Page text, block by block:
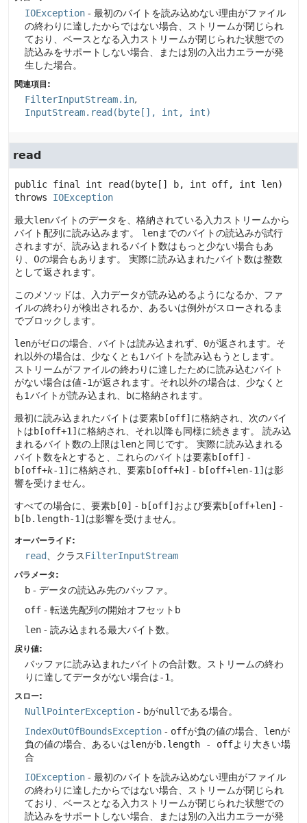
IOException - 最初のバイトを読み込めない理由がファイル
の終わりに達したからではない場合、ストリームが閉じられ
ており、ベースとなる入力ストリームが閉じられた状態での
読込みをサポートしない場合、または別の入出力エラーが発
生した場合。
関連項目:
FilterInputStream.in
InputStream.read(byte[], int, int)
read
public final int read (byte[] b, int off, int len)
throws IOException
最大lenバイトのデータを、格納されている入力ストリームから
バイト配列に読み込みます。
lenまでのバイトの読込みが試行
されますが、読み込まれるバイト数はもっと少ない場合もあ
り、0の場合もあります。
実際に読み込まれたバイト数は整数
として返されます。
このメソッドは、入力データが読み込めるようになるか、ファ
イルの終わりが検出されるか、あるいは例外がスローされるま
でブロックします。
lenがゼロの場合、バイトは読み込まれず、 0が返されます。そ
れ以外の場合は、少なくとも1バイトを読み込もうとします。
ストリームがファイルの終わりに達したために読み込むバイト
がない場合は値-1が返されます。それ以外の場合は、少なくと
も1バイトが読み込まれ、
bに格納されます。
最初に読み込まれたバイトは要素b[off] に格納され、次のバイ
トはb[off+1] に格納され、それ以降も同様に続きます。
読み込
まれるバイト数の上限はlenと同じです。
実際に読み込まれる
バイト数をkとすると、これらのバイトは要素b[off] -
b[off+k-1] に格納され、要素b[off+k] - b[off+len-1] は影
響を受けません。
すべての場合に、要素b[0] - b[off] および要素b[off+len] -
b[b.length-1] は影響を受けません。
オーバーライド:
read 、クラスFilterInputStream
パラメータ:
b - データの読込み先のバッファ。
off - 転送先配列の開始オフセット b
len - 読み込まれる最大バイト数。
戻り値:
バッファに読み込まれたバイトの合計数。ストリームの終わ
りに達してデータがない場合は-1 。
スロー:
NullPointerException - bがnull である場合。
IndexOutOfBoundsException - offが負の値の場合、 lenが
負の値の場合、あるいはlenがb.length - offより大きい場
合
IOException - 最初のバイトを読み込めない理由がファイル
の終わりに達したからではない場合、ストリームが閉じられ
ており、ベースとなる入力ストリームが閉じられた状態での
読込みをサポートしない場合、または別の入出力エラーが発